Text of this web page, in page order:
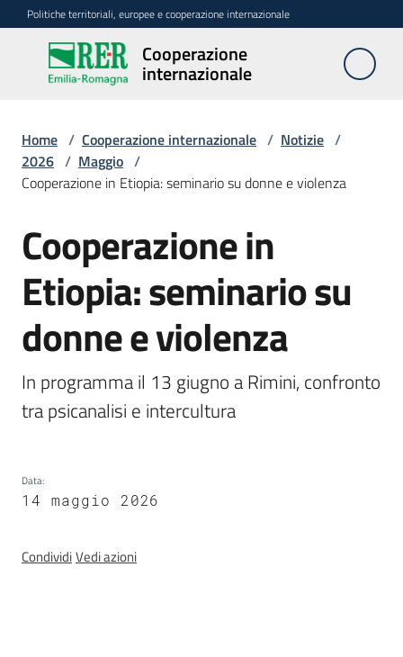
Vai al contenuto
Vai alla navigazione
Vai al footer
Politiche territoriali, europee e cooperazione internazionale
Cooperazione
internazionale
Cooperazione
internazionale
Attività
regionali
Finanziamenti
nazionali
internazionali
Partner
partner
Home / Cooperazione internazionale / Notizie /
2026 / Maggio /
Cooperazione in Etiopia: seminario su donne e violenza
Salta al contenuto
Cooperazione in
Etiopia: seminario su
donne e violenza
In programma il 13 giugno a Rimini, confronto
tra psicanalisi e intercultura
Data:
14 maggio 2026
CondividiVedi azioni